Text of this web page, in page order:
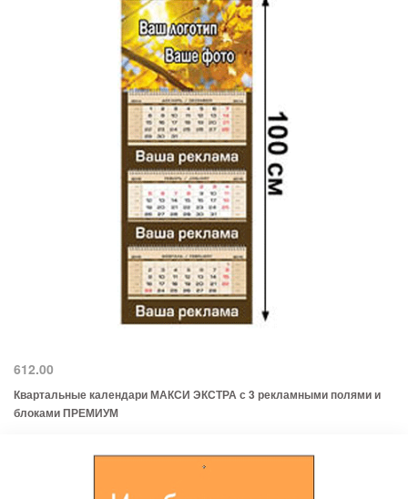
612.00
Квартальные календари МАКСИ ЭКСТРА с 3 рекламными полями и
блоками ПРЕМИУМ